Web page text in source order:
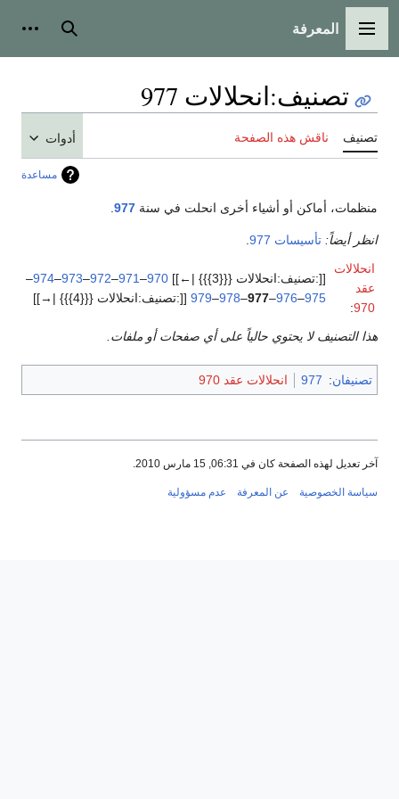
القائمة الرئيسية
المعرفة بحث
تصنيف:انحلالات 977
تصنيف ناقش هذه الصفحة أدوات
مساعدة
منظمات، أماكن أو أشياء أخرى انحلت في سنة 977
انظر أيضاً: تأسيسات 977
انحلالات
عقد
970
:
[[:تصنيف:انحلالات {{{3}}} |←]] 970
–
971
–
972
–
973
–
974
–
975
–
976
–
977
–
978
–
979 [[:تصنيف:انحلالات {{{4}}} |→]]
هذا التصنيف لا يحتوي حالياً على أي صفحات أو ملفات.
تصنيفان:
977 انحلالات عقد 970
آخر تعديل لهذه الصفحة كان في 06:31, 15 مارس 2010.
سياسة الخصوصية عن المعرفة عدم مسؤولية